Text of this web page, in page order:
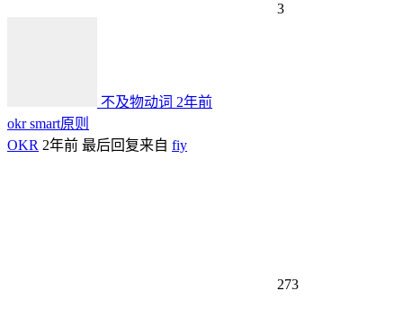
3
不及物动词 2年前
okr smart原则
OKR 2年前 最后回复来自 fiy
273